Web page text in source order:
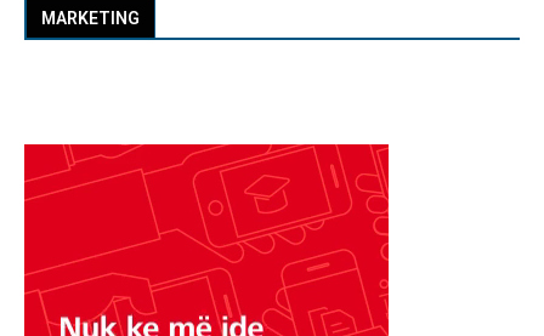
MARKETING